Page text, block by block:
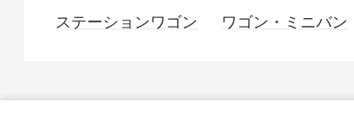
ステーションワゴン
ワゴン・ミニバン